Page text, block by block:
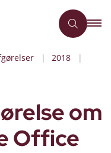
2018
om
Office